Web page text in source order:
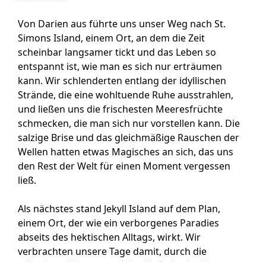
Von Darien aus führte uns unser Weg nach St.
Simons Island, einem Ort, an dem die Zeit
scheinbar langsamer tickt und das Leben so
entspannt ist, wie man es sich nur erträumen
kann. Wir schlenderten entlang der idyllischen
Strände, die eine wohltuende Ruhe ausstrahlen,
und ließen uns die frischesten Meeresfrüchte
schmecken, die man sich nur vorstellen kann. Die
salzige Brise und das gleichmäßige Rauschen der
Wellen hatten etwas Magisches an sich, das uns
den Rest der Welt für einen Moment vergessen
ließ.
Als nächstes stand Jekyll Island auf dem Plan,
einem Ort, der wie ein verborgenes Paradies
abseits des hektischen Alltags, wirkt. Wir
verbrachten unsere Tage damit, durch die